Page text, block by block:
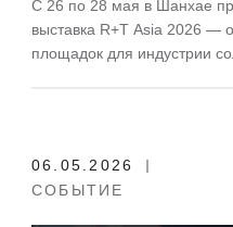
С 26 по 28 мая в Шанхае
выставка R+T Asia 2026 —
площадок для индустрии
06.05.2026
СОБЫТИЕ